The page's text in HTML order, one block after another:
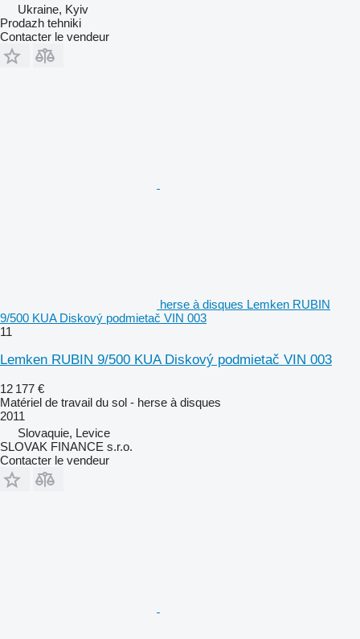
Ukraine, Kyiv
Prodazh tehniki
Contacter le vendeur
herse à disques Lemken RUBIN
9/500 KUA Diskový podmietač VIN 003
11
Lemken RUBIN 9/500 KUA Diskový podmietač VIN 003
12 177 €
Matériel de travail du sol - herse à disques
2011
Slovaquie, Levice
SLOVAK FINANCE s.r.o.
Contacter le vendeur